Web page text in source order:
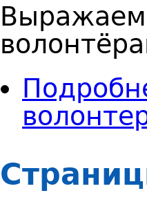
Выражаем